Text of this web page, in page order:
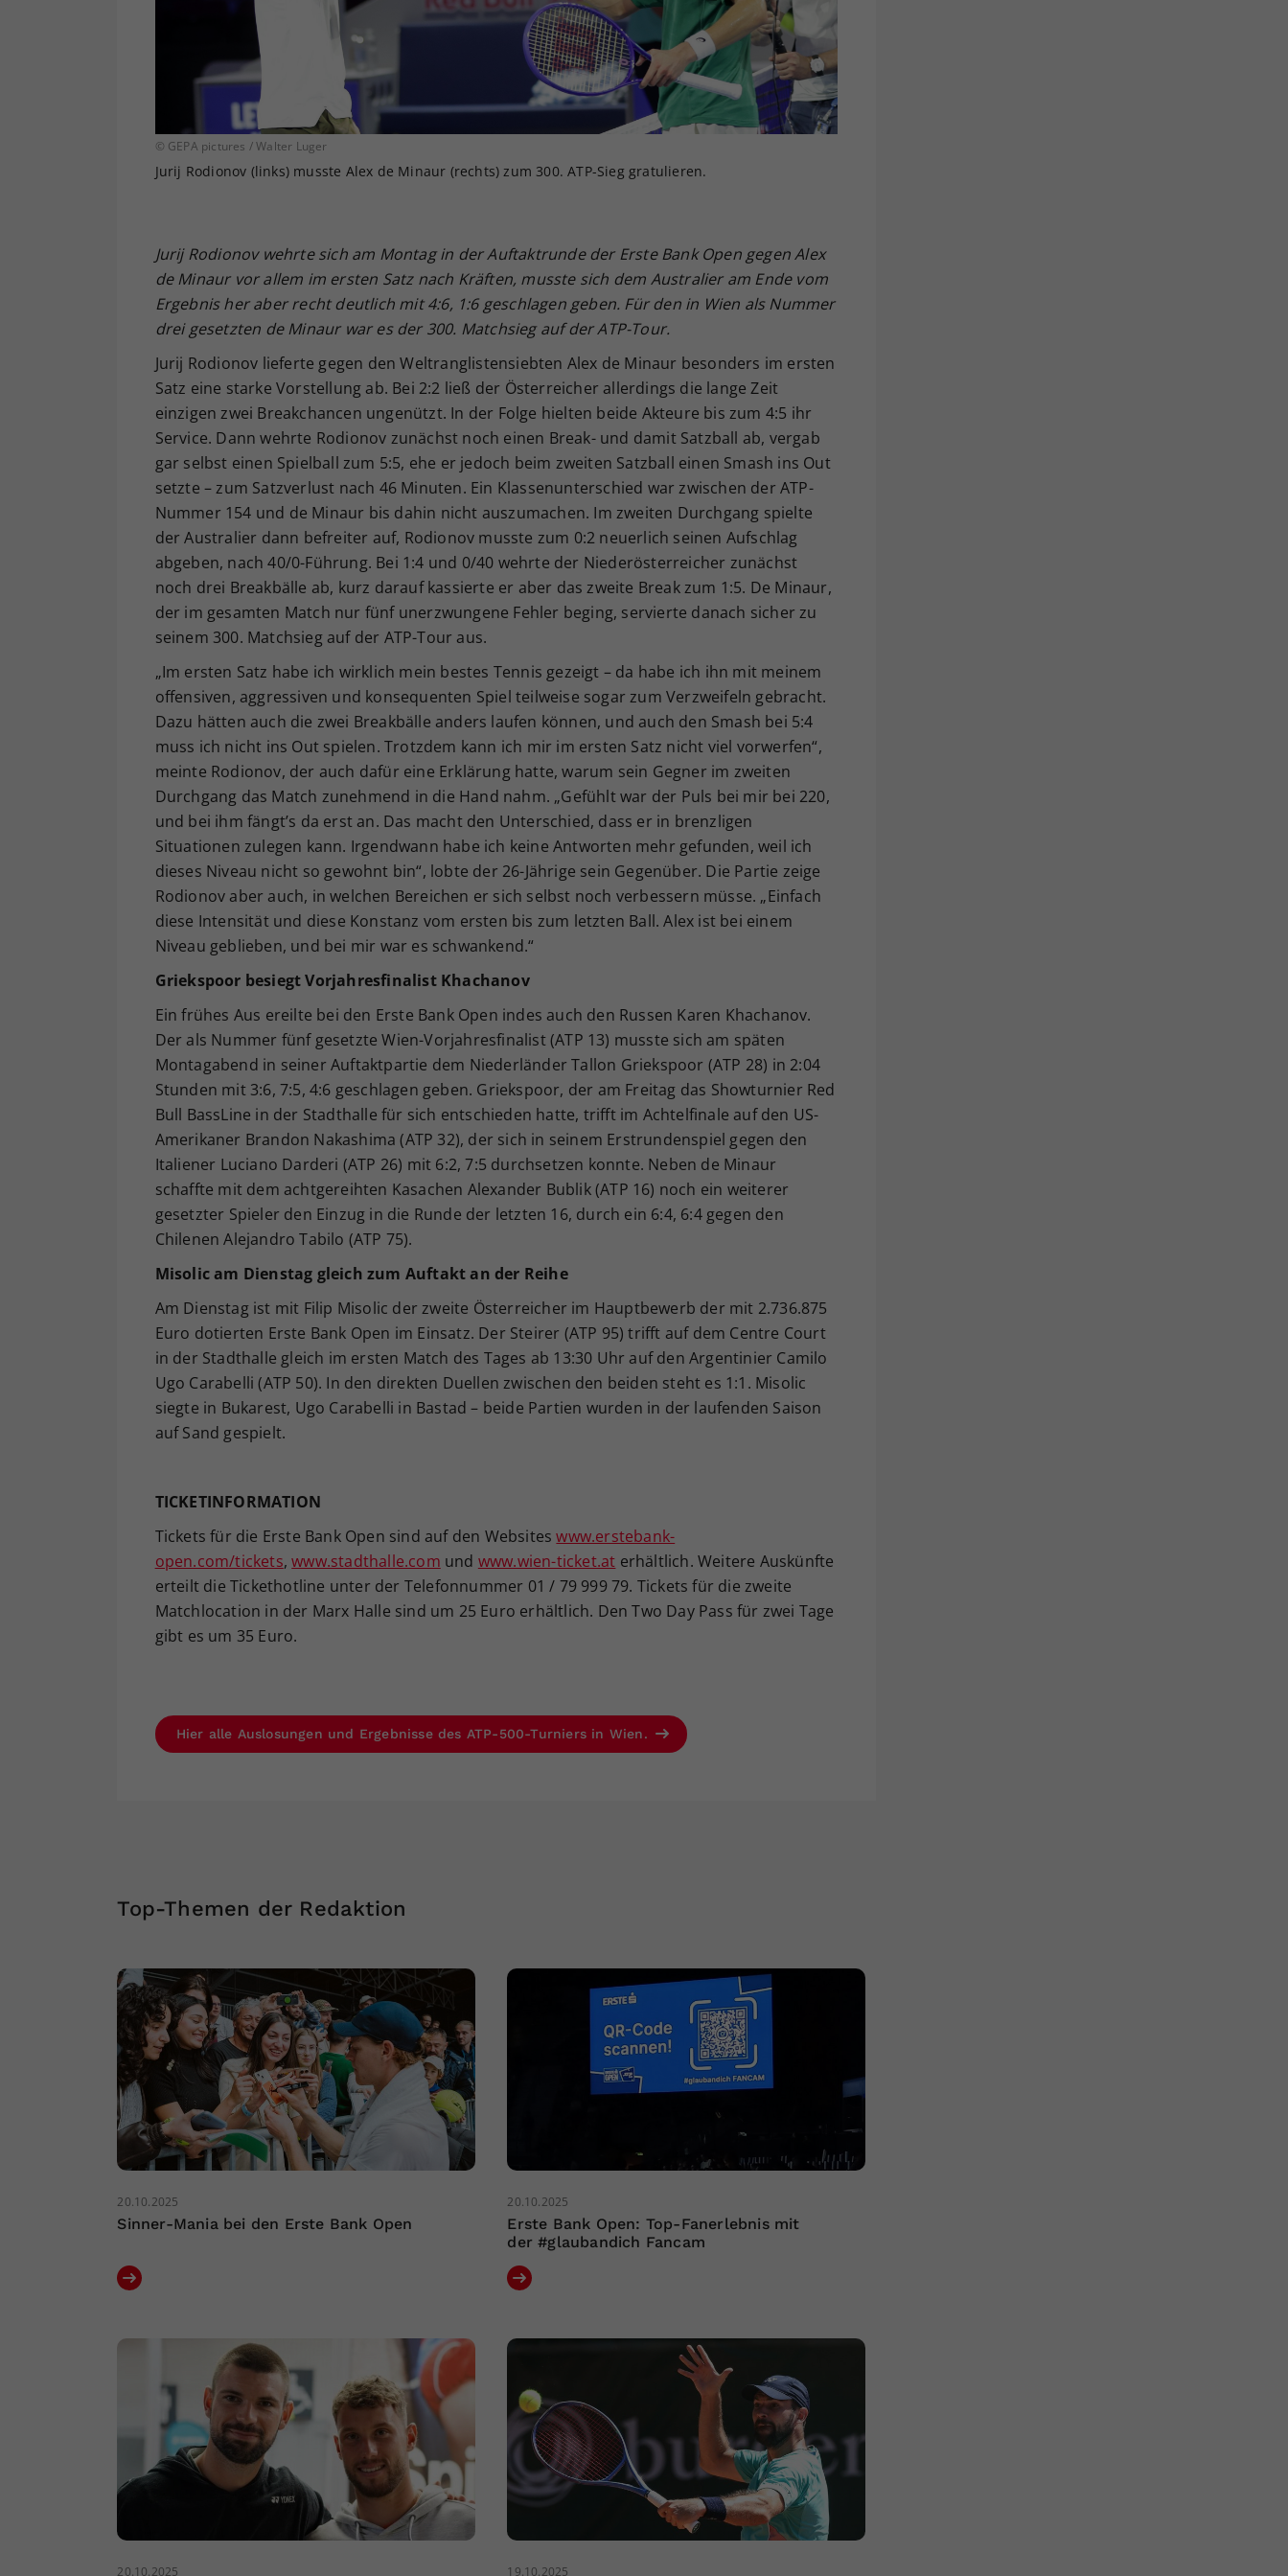
© GEPA pictures / Walter Luger
Jurij Rodionov (links) musste Alex de Minaur (rechts) zum 300. ATP-Sieg gratulieren.
Jurij Rodionov wehrte sich am Montag in der Auftaktrunde der Erste Bank Open gegen Alex
de Minaur vor allem im ersten Satz nach Kräften, musste sich dem Australier am Ende vom
Ergebnis her aber recht deutlich mit 4:6, 1:6 geschlagen geben. Für den in Wien als Nummer
drei gesetzten de Minaur war es der 300. Matchsieg auf der ATP-Tour.
Jurij Rodionov lieferte gegen den Weltranglistensiebten Alex de Minaur besonders im ersten
Satz eine starke Vorstellung ab. Bei 2:2 ließ der Österreicher allerdings die lange Zeit
einzigen zwei Breakchancen ungenützt. In der Folge hielten beide Akteure bis zum 4:5 ihr
Service. Dann wehrte Rodionov zunächst noch einen Break- und damit Satzball ab, vergab
gar selbst einen Spielball zum 5:5, ehe er jedoch beim zweiten Satzball einen Smash ins Out
setzte – zum Satzverlust nach 46 Minuten. Ein Klassenunterschied war zwischen der ATP-
Nummer 154 und de Minaur bis dahin nicht auszumachen. Im zweiten Durchgang spielte
der Australier dann befreiter auf, Rodionov musste zum 0:2 neuerlich seinen Aufschlag
abgeben, nach 40/0-Führung. Bei 1:4 und 0/40 wehrte der Niederösterreicher zunächst
noch drei Breakbälle ab, kurz darauf kassierte er aber das zweite Break zum 1:5. De Minaur,
der im gesamten Match nur fünf unerzwungene Fehler beging, servierte danach sicher zu
seinem 300. Matchsieg auf der ATP-Tour aus.
„Im ersten Satz habe ich wirklich mein bestes Tennis gezeigt – da habe ich ihn mit meinem
offensiven, aggressiven und konsequenten Spiel teilweise sogar zum Verzweifeln gebracht.
Dazu hätten auch die zwei Breakbälle anders laufen können, und auch den Smash bei 5:4
muss ich nicht ins Out spielen. Trotzdem kann ich mir im ersten Satz nicht viel vorwerfen“,
meinte Rodionov, der auch dafür eine Erklärung hatte, warum sein Gegner im zweiten
Durchgang das Match zunehmend in die Hand nahm. „Gefühlt war der Puls bei mir bei 220,
und bei ihm fängt’s da erst an. Das macht den Unterschied, dass er in brenzligen
Situationen zulegen kann. Irgendwann habe ich keine Antworten mehr gefunden, weil ich
dieses Niveau nicht so gewohnt bin“, lobte der 26-Jährige sein Gegenüber. Die Partie zeige
Rodionov aber auch, in welchen Bereichen er sich selbst noch verbessern müsse. „Einfach
diese Intensität und diese Konstanz vom ersten bis zum letzten Ball. Alex ist bei einem
Niveau geblieben, und bei mir war es schwankend.“
Griekspoor besiegt Vorjahresfinalist Khachanov
Ein frühes Aus ereilte bei den Erste Bank Open indes auch den Russen Karen Khachanov.
Der als Nummer fünf gesetzte Wien-Vorjahresfinalist (ATP 13) musste sich am späten
Montagabend in seiner Auftaktpartie dem Niederländer Tallon Griekspoor (ATP 28) in 2:04
Stunden mit 3:6, 7:5, 4:6 geschlagen geben. Griekspoor, der am Freitag das Showturnier Red
Bull BassLine in der Stadthalle für sich entschieden hatte, trifft im Achtelfinale auf den US-
Amerikaner Brandon Nakashima (ATP 32), der sich in seinem Erstrundenspiel gegen den
Italiener Luciano Darderi (ATP 26) mit 6:2, 7:5 durchsetzen konnte. Neben de Minaur
schaffte mit dem achtgereihten Kasachen Alexander Bublik (ATP 16) noch ein weiterer
gesetzter Spieler den Einzug in die Runde der letzten 16, durch ein 6:4, 6:4 gegen den
Chilenen Alejandro Tabilo (ATP 75).
Misolic am Dienstag gleich zum Auftakt an der Reihe
Am Dienstag ist mit Filip Misolic der zweite Österreicher im Hauptbewerb der mit 2.736.875
Euro dotierten Erste Bank Open im Einsatz. Der Steirer (ATP 95) trifft auf dem Centre Court
in der Stadthalle gleich im ersten Match des Tages ab 13:30 Uhr auf den Argentinier Camilo
Ugo Carabelli (ATP 50). In den direkten Duellen zwischen den beiden steht es 1:1. Misolic
siegte in Bukarest, Ugo Carabelli in Bastad – beide Partien wurden in der laufenden Saison
auf Sand gespielt.
TICKETINFORMATION
Tickets für die Erste Bank Open sind auf den Websiteswww.erstebank-
open.com/tickets,www.stadthalle.com und www.wien-ticket.at erhältlich. Weitere Auskünfte
erteilt die Tickethotline unter der Telefonnummer 01 / 79 999 79. Tickets für die zweite
Matchlocation in der Marx Halle sind um 25 Euro erhältlich. Den Two Day Pass für zwei Tage
gibt es um 35 Euro.
Hier alle Auslosungen und Ergebnisse des ATP-500-Turniers in Wien.
Top-Themen der Redaktion
20.10.2025
Sinner-Mania bei den Erste Bank Open
20.10.2025
Erste Bank Open: Top-Fanerlebnis mit
der #glaubandich Fancam
20.10.2025 19.10.2025
Ihrer vorgenommen Einstellungen, falls der
Webseiten-Betreiber dies eingestellt hat.